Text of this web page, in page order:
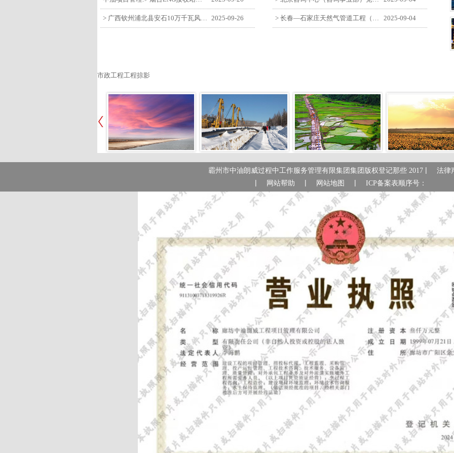
2025-09-26 2025-09-04
市政工程工程掠影
霸州市中油朗威过程中工作服务管理有限集团集团版权登记那些 2017 | 法律
| 网站帮助 | 网站地图 | ICP备案表顺序号：